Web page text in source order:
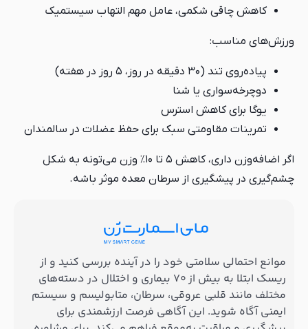
کاهش چاقی شکمی، عامل مهم التهاب سیستمیک
ورزش‌های مناسب:
پیاده‌روی تند (۳۰ دقیقه در روز، ۵ روز در هفته)
دوچرخه‌سواری یا شنا
یوگا برای کاهش استرس
تمرینات مقاومتی سبک برای حفظ عضلات در سالمندان
اگر اضافه‌وزن داری، کاهش ۵ تا ۱۰٪ وزن می‌تونه به شکل
چشم‌گیری در پیشگیری از سرطان معده موثر باشه.
موانع احتمالی سلامتی خود را در آینده بررسی کنید و از
ریسک ابتلا به بیش از ۷۰ بیماری و اختلال در دسته‌های
مختلف مانند قلبی عروقی، سرطان، متابولیسم و سیستم
ایمنی آگاه شوید. این آگاهی فرصت ارزشمندی برای